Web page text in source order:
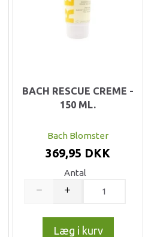
BACH RESCUE CREME -
150 ML.
Bach Blomster
369,95 DKK
Antal
Læg i kurv